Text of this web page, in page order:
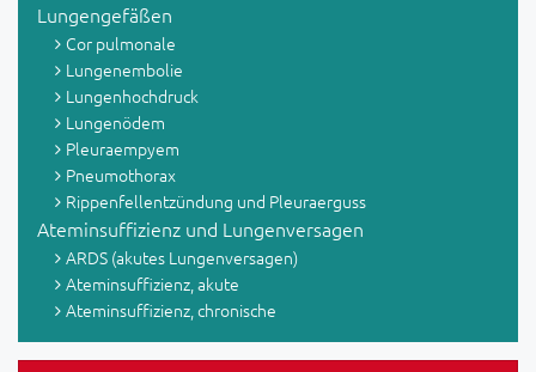
Lungengefäßen
Cor pulmonale
Lungenembolie
Lungenhochdruck
Lungenödem
Pleuraempyem
Pneumothorax
Rippenfellentzündung und Pleuraerguss
Ateminsuffizienz und Lungenversagen
ARDS (akutes Lungenversagen)
Ateminsuffizienz, akute
Ateminsuffizienz, chronische